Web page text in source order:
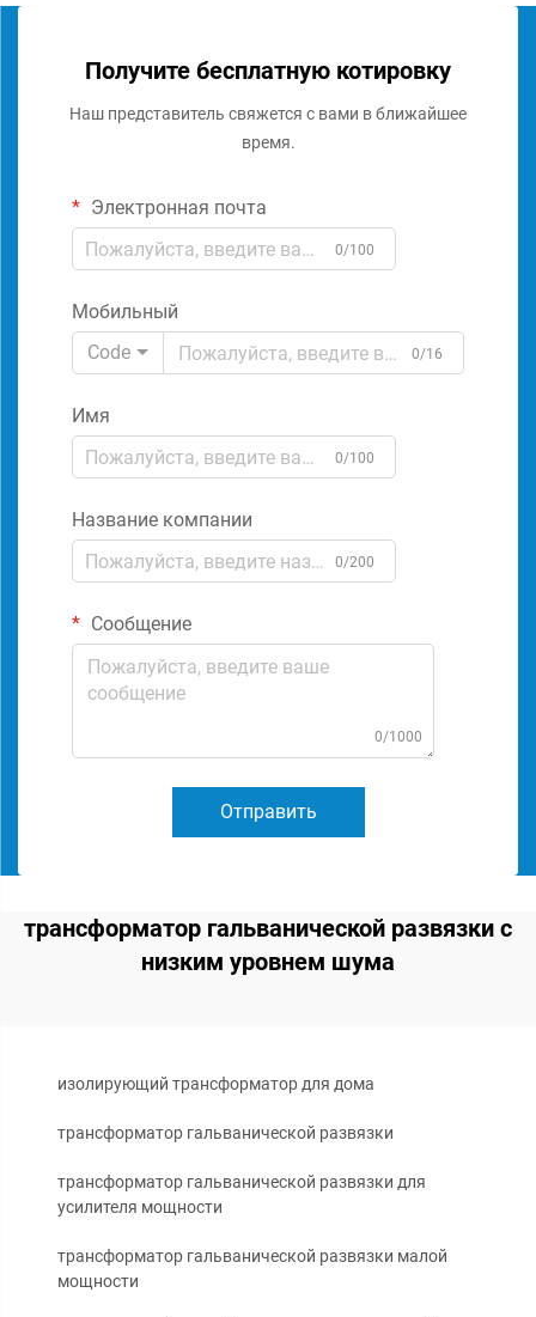
Получите бесплатную котировку
Наш представитель свяжется с вами в ближайшее
время.
Электронная почта
0/100
Мобильный
Code
0/16
Имя
0/100
Название компании
0/200
Сообщение
0/1000
Отправить
трансформатор гальванической развязки с
низким уровнем шума
изолирующий трансформатор для дома
трансформатор гальванической развязки
трансформатор гальванической развязки для
усилителя мощности
трансформатор гальванической развязки малой
мощности